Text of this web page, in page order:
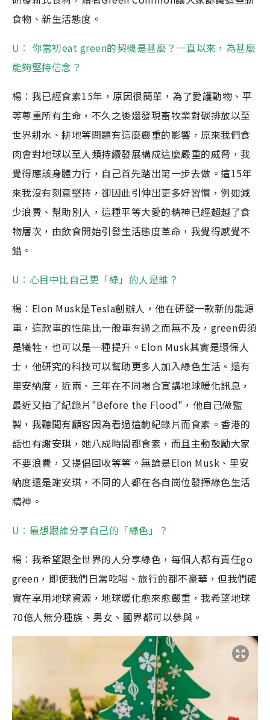
食物、新生活態度。
U︰ 你當初eat green的契機是甚麼？一直以來，為甚麼
能夠堅持信念？
楊︰我已經食素15年，原因很簡單，為了愛護動物、平
等尊重所有生命，不久之後還發現畜牧業對碳排放以至
世界耕水、耕地等問題有這麼嚴重的影響，原來我們食
肉會對地球以至人類持續發展構成這麼嚴重的威脅，我
覺得應該身體力行，自己首先踏出第一步去做。這15年
來我沒有刻意堅持，卻因此引伸出更多好習慣，例如減
少浪費、幫助別人，這種平等大愛的精神已經超越了食
物層次，由飲食開始引發生活態度革命，我覺得感覺不
錯。
U︰心目中比自己更「綠」的人是誰？
楊︰Elon Musk是Tesla創辦人，他在研發一款新的能源
車，這款車的性能比一般車有過之而無不及，green毋須
是犧牲，也可以是一種提升。Elon Musk其實是環保人
士，他研究的科技可以幫助更多人加入綠色生活。還有
里安納度，近兩、三年在不同場合宣講地球暖化訊息，
最近又拍了紀錄片"Before the Flood"，他自己做監
製，我聽聞有顧客因為看過這齣紀錄片而食素。香港的
話也有謝安琪，她八成時間都食素，而且主動鼓勵大家
不要浪費，又提倡回收等等。無論是Elon Musk、里安
納度還是謝安琪，不同的人都在各自崗位發揮綠色生活
精神。
U︰最想跟誰分享自己的「綠色」？
楊︰我希望跟全世界的人分享綠色，每個人都有責任go
green，即使我們日常吃喝、旅行的都不豪華，但我們確
實在享用地球資源，地球暖化愈來愈嚴重，我希望地球
70億人無分種族、男女、國界都可以參與。